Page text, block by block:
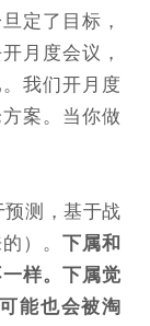
定了目标，
月度会议，
我们开月度
案。当你做
预测，基于战
）。下属和
样。下属觉
能也会被淘